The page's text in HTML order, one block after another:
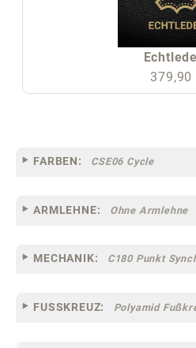
379,90
FARBEN: CSE06 Cycle
ARMLEHNE: Ohne Armlehne
MECHANIK: C180 Punkt
FUSSKREUZ: